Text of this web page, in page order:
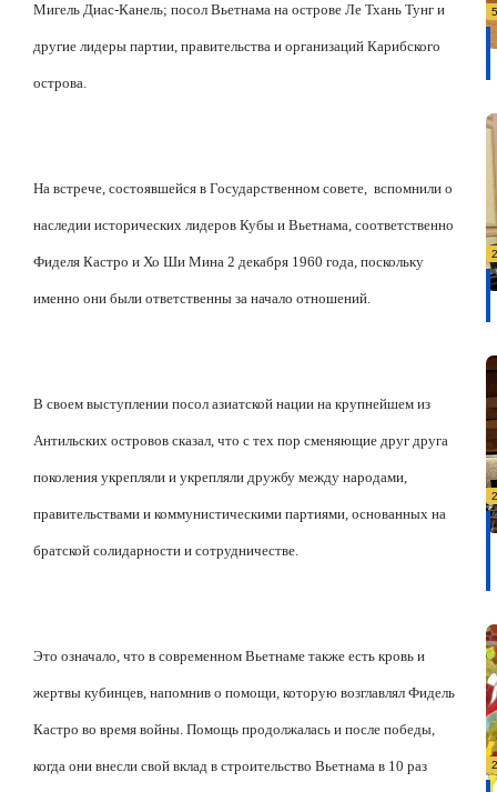
Мигель Диас-Канель; посол Вьетнама на острове Ле Тхань Тунг и
другие лидеры партии, правительства и организаций Карибского
острова.
На встрече, состоявшейся в Государственном совете, вспомнили о
наследии исторических лидеров Кубы и Вьетнама, соответственно
Фиделя Кастро и Хо Ши Мина 2 декабря 1960 года, поскольку
именно они были ответственны за начало отношений.
В своем выступлении посол азиатской нации на крупнейшем из
Антильских островов сказал, что с тех пор сменяющие друг друга
поколения укрепляли и укрепляли дружбу между народами,
правительствами и коммунистическими партиями, основанных на
братской солидарности и сотрудничестве.
Это означало, что в современном Вьетнаме также есть кровь и
жертвы кубинцев, напомнив о помощи, которую возглавлял Фидель
Кастро во время войны. Помощь продолжалась и после победы,
когда они внесли свой вклад в строительство Вьетнама в 10 раз